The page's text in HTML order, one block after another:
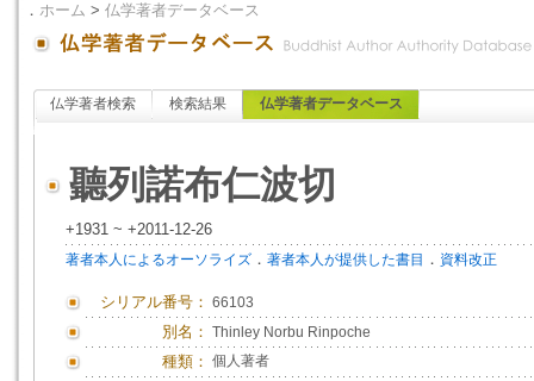
． ホーム > 仏学著者データベース
仏学著者検索 検索結果 仏学著者データベース
聽列諾布仁波切
+1931 ~ +2011-12-26
著者本人によるオーソライズ ． 著者本人が提供した書目 ． 資料改正
シリアル番号： 66103
別名： Thinley Norbu Rinpoche
種類： 個人著者